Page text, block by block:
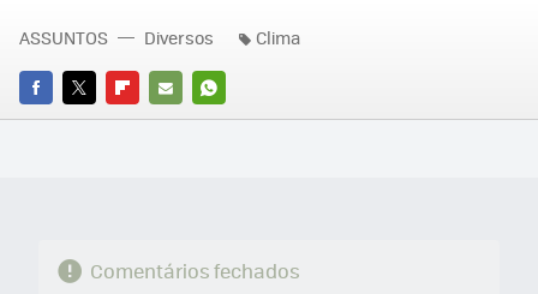
FACEBOOK
TWITTERFLIPBOARD
E-
WHATSAPP
ASSUNTOS Diversos Clima
Comentários fechados